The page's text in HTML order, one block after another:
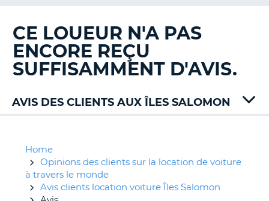
CE LOUEUR N'A PAS
ENCORE REÇU
SUFFISAMMENT D'AVIS.
AVIS DES CLIENTS AUX ÎLES SALOMON
Home
Opinions des clients sur la location de voiture
à travers le monde
Avis clients location voiture Îles Salomon